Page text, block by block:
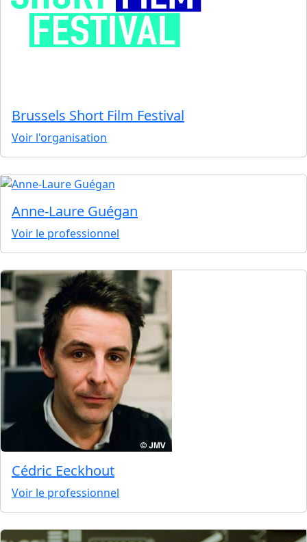
Brussels Short Film Festival
Voir l'organisation
Anne-Laure Guégan
Voir le professionnel
Cédric Eeckhout
Voir le professionnel